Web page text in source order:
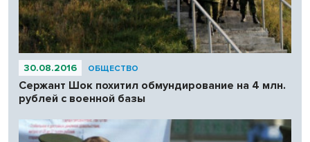
30.08.2016 ОБЩЕСТВО
Сержант Шок похитил обмундирование на 4 млн.
рублей с военной базы